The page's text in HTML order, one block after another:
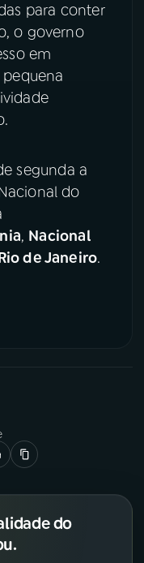
para conter
o governo
em
segunda a
do
, Nacional
de Janeiro.
do